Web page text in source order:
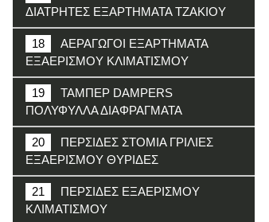
ΔΙΑΤΡΗΤΕΣ ΕΞΑΡΤΗΜΑΤΑ ΤΖΑΚΙΟΥ
18
ΑΕΡΑΓΩΓΟΙ ΕΞΑΡΤΗΜΑΤΑ
ΕΞΑΕΡΙΣΜΟΥ ΚΛΙΜΑΤΙΣΜΟΥ
19
ΤΑΜΠΕΡ DAMPERS
ΠΟΛΥΦΥΛΛΑ ΔΙΑΦΡΑΓΜΑΤΑ
20
ΠΕΡΣΙΔΕΣ ΣΤΟΜΙΑ ΓΡΙΛΙΕΣ
ΕΞΑΕΡΙΣΜΟΥ ΘΥΡΙΔΕΣ
21
ΠΕΡΣΙΔΕΣ ΕΞΑΕΡΙΣΜΟΥ
ΚΛΙΜΑΤΙΣΜΟΥ